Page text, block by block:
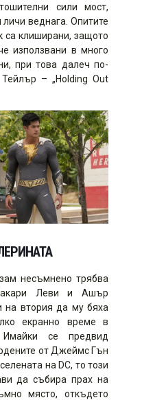
сили мост,
личи веднага. Опитите
са клиширани, защото
използвани в много
при това далеч по-
– „Holding Out
несъмнено трябва
Леви и Ашър
на втория да му бяха
екранно време в
Имайки се предвид
от Джеймс Гън
на DC, то този
да събира прах на
място, откъдето